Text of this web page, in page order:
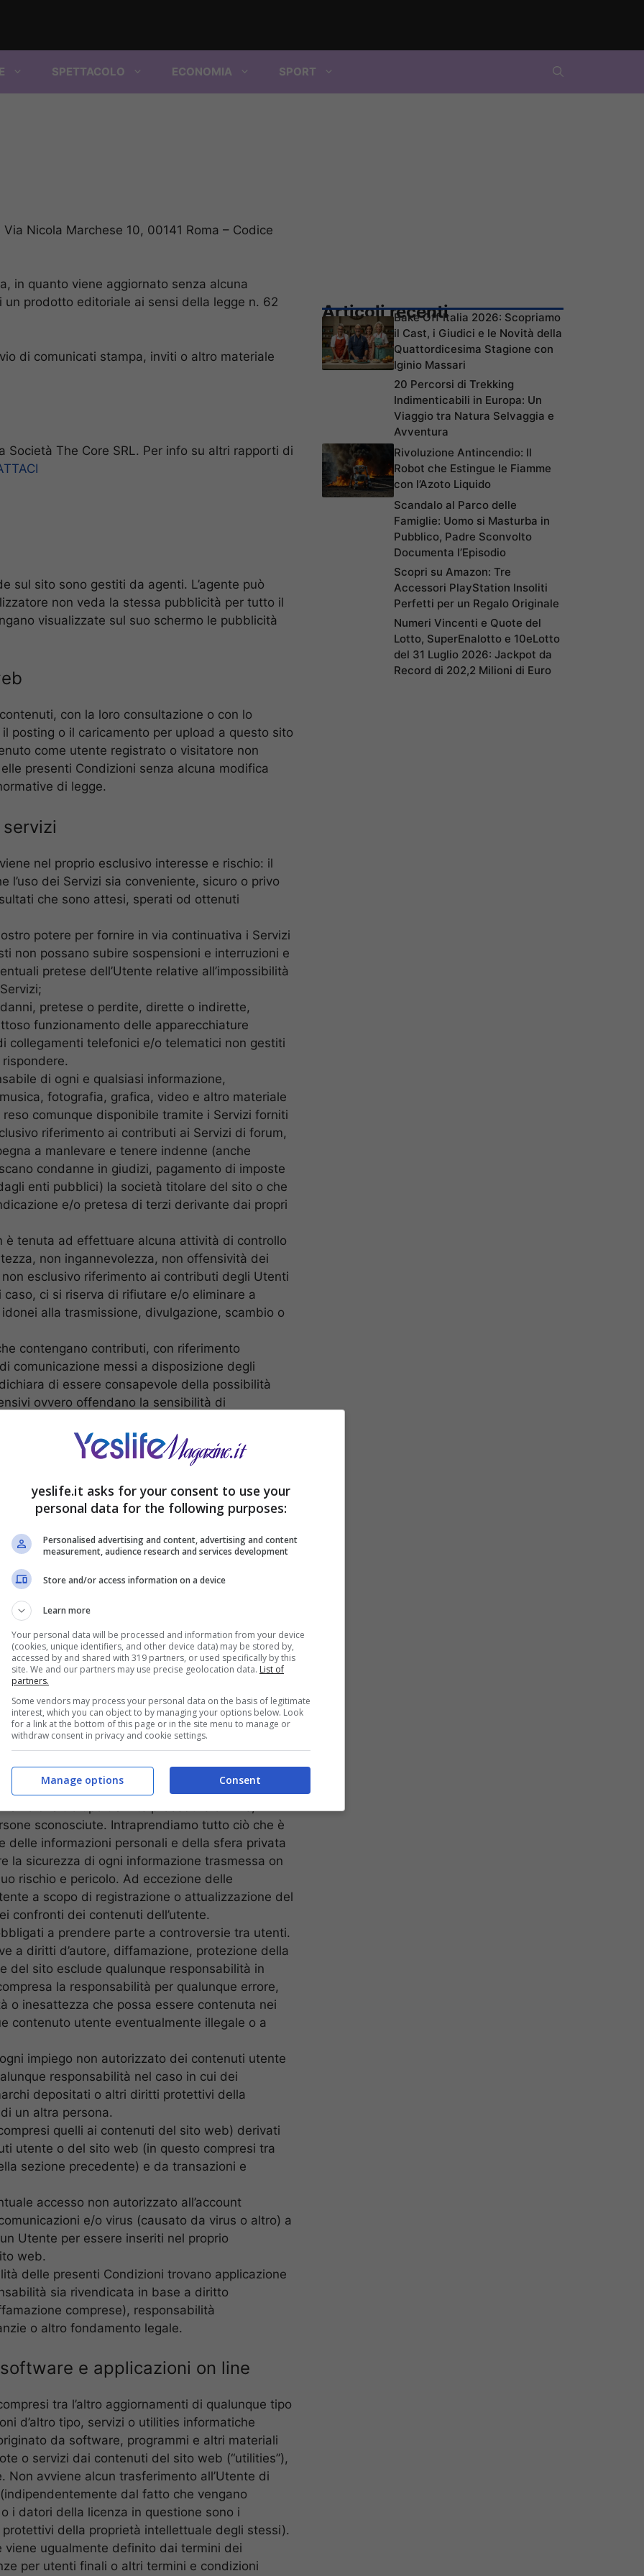
SPETTACOLO ECONOMIA SPORT
Nicola Marchese 10, 00141 Roma – Codice
in quanto viene aggiornato senza alcuna
prodotto editoriale ai sensi della legge n. 62
di comunicati stampa, inviti o altro materiale
The Core SRL. Per info su altri rapporti di
sul sito sono gestiti da agenti. L’agente può
non veda la stessa pubblicità per tutto il
visualizzate sul suo schermo le pubblicità
con la loro consultazione o con lo
posting o il caricamento per upload a questo sito
come utente registrato o visitatore non
presenti Condizioni senza alcuna modifica
di legge.
nel proprio esclusivo interesse e rischio: il
l’uso dei Servizi sia conveniente, sicuro o privo
che sono attesi, sperati od ottenuti
potere per fornire in via continuativa i Servizi
non possano subire sospensioni e interruzioni e
pretese dell’Utente relative all’impossibilità
pretese o perdite, dirette o indirette,
funzionamento delle apparecchiature
collegamenti telefonici e/o telematici non gestiti
di ogni e qualsiasi informazione,
fotografia, grafica, video e altro materiale
comunque disponibile tramite i Servizi forniti
riferimento ai contributi ai Servizi di forum,
a manlevare e tenere indenne (anche
condanne in giudizi, pagamento di imposte
enti pubblici) la società titolare del sito o che
e/o pretesa di terzi derivante dai propri
tenuta ad effettuare alcuna attività di controllo
non ingannevolezza, non offensività dei
esclusivo riferimento ai contributi degli Utenti
ci si riserva di rifiutare e/o eliminare a
alla trasmissione, divulgazione, scambio o
contengano contributi, con riferimento
comunicazione messi a disposizione degli
di essere consapevole della possibilità
ovvero offendano la sensibilità di
che la responsabilità dei contributi non è del
inviati.
i diritti di proprietà intellettuale, tutelabili sulla
ai Servizi, ai dati e agli altri materiali
esso collegati comunque messi da essa a
esclusiva del sito.
comprendere anche i contenuti utente)
altro mezzo di accesso ai contenuti utente)
titolare e/o del gestore del sito e/o dei
Tutti i contenuti utente vanno considerati
come affermazione di fatto.
utilizzati, o dall’utente trasmessi utilizzando il
dello stesso ed avvengono e sono sottoposti
delle presenti Condizioni. Non è possibile
dei contenuti utente.
o di altro tipo tramite procedure on line,
sconosciute. Intraprendiamo tutto ciò che è
delle informazioni personali e della sfera privata
la sicurezza di ogni informazione trasmessa on
rischio e pericolo. Ad eccezione delle
a scopo di registrazione o attualizzazione del
confronti dei contenuti dell’utente.
a prendere parte a controversie tra utenti.
a diritti d’autore, diffamazione, protezione della
del sito esclude qualunque responsabilità in
la responsabilità per qualunque errore,
o inesattezza che possa essere contenuta nei
contenuto utente eventualmente illegale o a
impiego non autorizzato dei contenuti utente
responsabilità nel caso in cui dei
depositati o altri diritti protettivi della
un altra persona.
quelli ai contenuti del sito web) derivati
utente o del sito web (in questo compresi tra
sezione precedente) e da transazioni e
accesso non autorizzato all’account
e/o virus (causato da virus o altro) a
Utente per essere inseriti nel proprio
web.
delle presenti Condizioni trovano applicazione
sia rivendicata in base a diritto
comprese), responsabilità
o altro fondamento legale.
e applicazioni on line
tra l’altro aggiornamenti di qualunque tipo
d’altro tipo, servizi o utilities informatiche
da software, programmi e altri materiali
o servizi dai contenuti del sito web (“utilities”),
Non avviene alcun trasferimento all’Utente di
dal fatto che vengano
i datori della licenza in questione sono i
della proprietà intellettuale degli stessi).
viene ugualmente definito dai termini dei
per utenti finali o altri termini e condizioni
Articoli recentiBake Off Italia 2026: Scopriamo
il Cast, i Giudici e le Novità della
Quattordicesima Stagione con
Iginio Massari
20 Percorsi di Trekking
Indimenticabili in Europa: Un
Viaggio tra Natura Selvaggia e
Avventura
Rivoluzione Antincendio: Il
Robot che Estingue le Fiamme
con l’Azoto Liquido
Scandalo al Parco delle
Famiglie: Uomo si Masturba in
Pubblico, Padre Sconvolto
Documenta l’Episodio
Scopri su Amazon: Tre
Accessori PlayStation Insoliti
Perfetti per un Regalo Originale
Numeri Vincenti e Quote del
Lotto, SuperEnalotto e 10eLotto
del 31 Luglio 2026: Jackpot da
Record di 202,2 Milioni di Euro
yeslife.it asks for your consent to use your
personal data for the following purposes:
Personalised advertising and content, advertising and content
measurement, audience research and services development
Store and/or access information on a device
Learn more
Your personal data will be processed and information from your device
(cookies, unique identifiers, and other device data) may be stored by,
accessed by and shared with 319 partners, or used specifically by this
site. We and our partners may use precise geolocation data. List of
partners.
Some vendors may process your personal data on the basis of legitimate
interest, which you can object to by managing your options below. Look
for a link at the bottom of this page or in the site menu to manage or
withdraw consent in privacy and cookie settings.
Consent
Manage options